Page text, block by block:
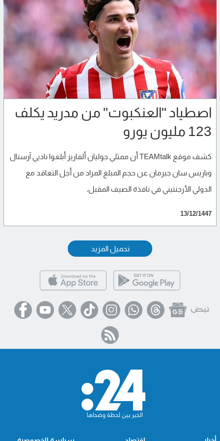
اصطياد "العنكبوت" من مدريد يكلف
123 مليون يورو
كشف موقع TEAMtalk أن ممثلي جوليان ألفاريز أبلغوا ناديي آرسنال
وباريس سان جيرمان عن حجم المبلغ المراد من أجل التعاقد مع
الدولي الأرجنتيني في نافذة الصيف المقبل.
13/12/1447
تحميل المزيد